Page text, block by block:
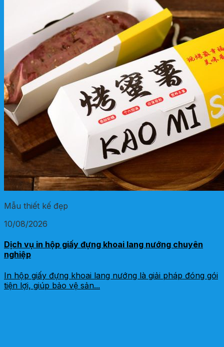
Mẫu thiết kế đẹp
10/08/2026
Dịch vụ in hộp giấy đựng khoai lang nướng chuyên
nghiệp
In hộp giấy đựng khoai lang nướng là giải pháp đóng gói
tiện lợi, giúp bảo vệ sản...